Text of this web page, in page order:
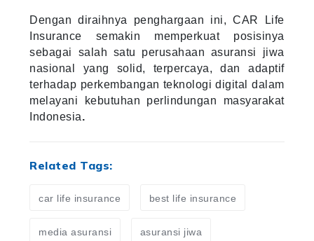
Dengan diraihnya penghargaan ini, CAR Life
Insurance semakin memperkuat posisinya
sebagai salah satu perusahaan asuransi jiwa
nasional yang solid, terpercaya, dan adaptif
terhadap perkembangan teknologi digital dalam
melayani kebutuhan perlindungan masyarakat
Indonesia.
Related Tags:
car life insurance best life insurance
media asuransi asuransi jiwa